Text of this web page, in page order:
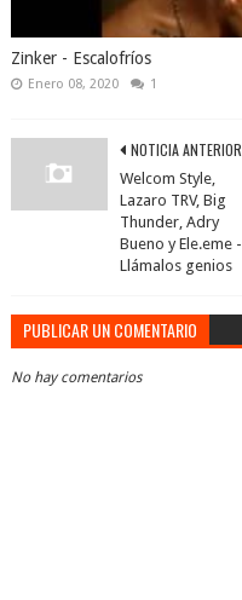
Zinker - Escalofríos
Enero 08, 2020 1
NOTICIA ANTERIOR
Welcom Style,
Lazaro TRV, Big
Thunder, Adry
Bueno y Ele.eme -
Llámalos genios
PUBLICAR UN COMENTARIO
No hay comentarios